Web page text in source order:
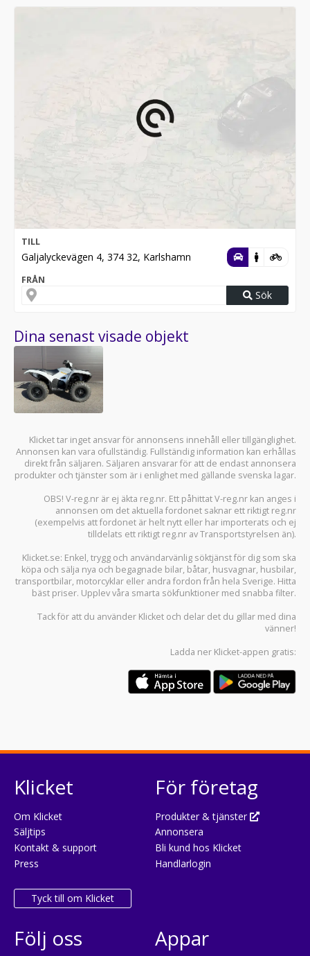
TILL
Galjalyckevägen 4, 374 32, Karlshamn
FRÅN
Sök
Dina senast visade objekt
Klicket tar inget ansvar för annonsens innehåll eller tillgänglighet.
Annonsen kan vara ofullständig. Fullständig information kan erhållas
direkt från säljaren. Säljaren ansvarar för att de endast annonsera
produkter och tjänster som är i enlighet med gällande svenska lagar.
OBS! V-reg.nr är ej äkta reg.nr. Ett påhittat V-reg.nr kan anges i
annonsen om det aktuella fordonet saknar ett riktigt reg.nr
(exempelvis att fordonet är helt nytt eller har importerats och ej
tilldelats ett riktigt reg.nr av Transportstyrelsen än).
Klicket.se: Enkel, trygg och användarvänlig söktjänst för dig som ska
köpa och sälja nya och begagnade bilar, båtar, husvagnar, husbilar,
transportbilar, motorcyklar eller andra fordon från hela Sverige. Hitta
bäst priser. Upplev våra smarta sökfunktioner med snabba filter.
Tack för att du använder Klicket och delar det du gillar med dina
vänner!
Ladda ner Klicket-appen gratis:
Klicket
Om Klicket
Säljtips
Kontakt & support
Press
Tyck till om Klicket
För företag
Produkter & tjänster
Annonsera
Bli kund hos Klicket
Handlarlogin
Följ oss Appar